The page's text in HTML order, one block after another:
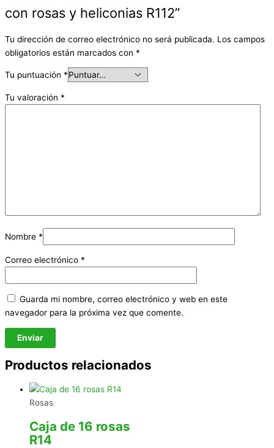
con rosas y heliconias R112”
Tu dirección de correo electrónico no será publicada. Los campos
obligatorios están marcados con *
Tu puntuación *
Tu valoración *
Nombre *
Correo electrónico *
Guarda mi nombre, correo electrónico y web en este
navegador para la próxima vez que comente.
Productos relacionados
Rosas
Caja de 16 rosas
R14